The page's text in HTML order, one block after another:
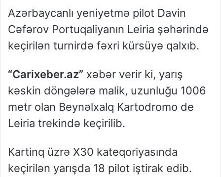
Azərbaycanlı yeniyetmə pilot Davin
Cəfərov Portuqaliyanın Leiria şəhərində
keçirilən turnirdə fəxri kürsüyə qalxıb.
“Carixeber.az” xəbər verir ki, yarış
kəskin döngələrə malik, uzunluğu 1006
metr olan Beynəlxalq Kartodromo de
Leiria trekində keçirilib.
Kartinq üzrə X30 kateqoriyasında
keçirilən yarışda 18 pilot iştirak edib.